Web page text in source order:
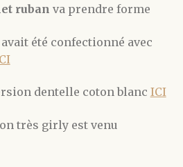
ruban va prendre forme
été confectionné avec
dentelle coton blanc ICI
très girly est venu